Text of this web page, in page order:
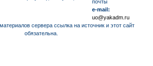
почты
e-mail:
uo@yakadm.ru
сервера ссылка на источник и этот сайт
обязательна.